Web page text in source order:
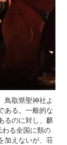
鳥取県聖神社よ
ある。一般的な
るのに対し、麒
わる全国に類の
加えないが、荘